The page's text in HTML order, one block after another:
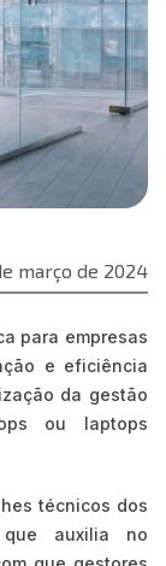
março de 2024
para empresas
e eficiência
da gestão
ou laptops
técnicos dos
auxilia no